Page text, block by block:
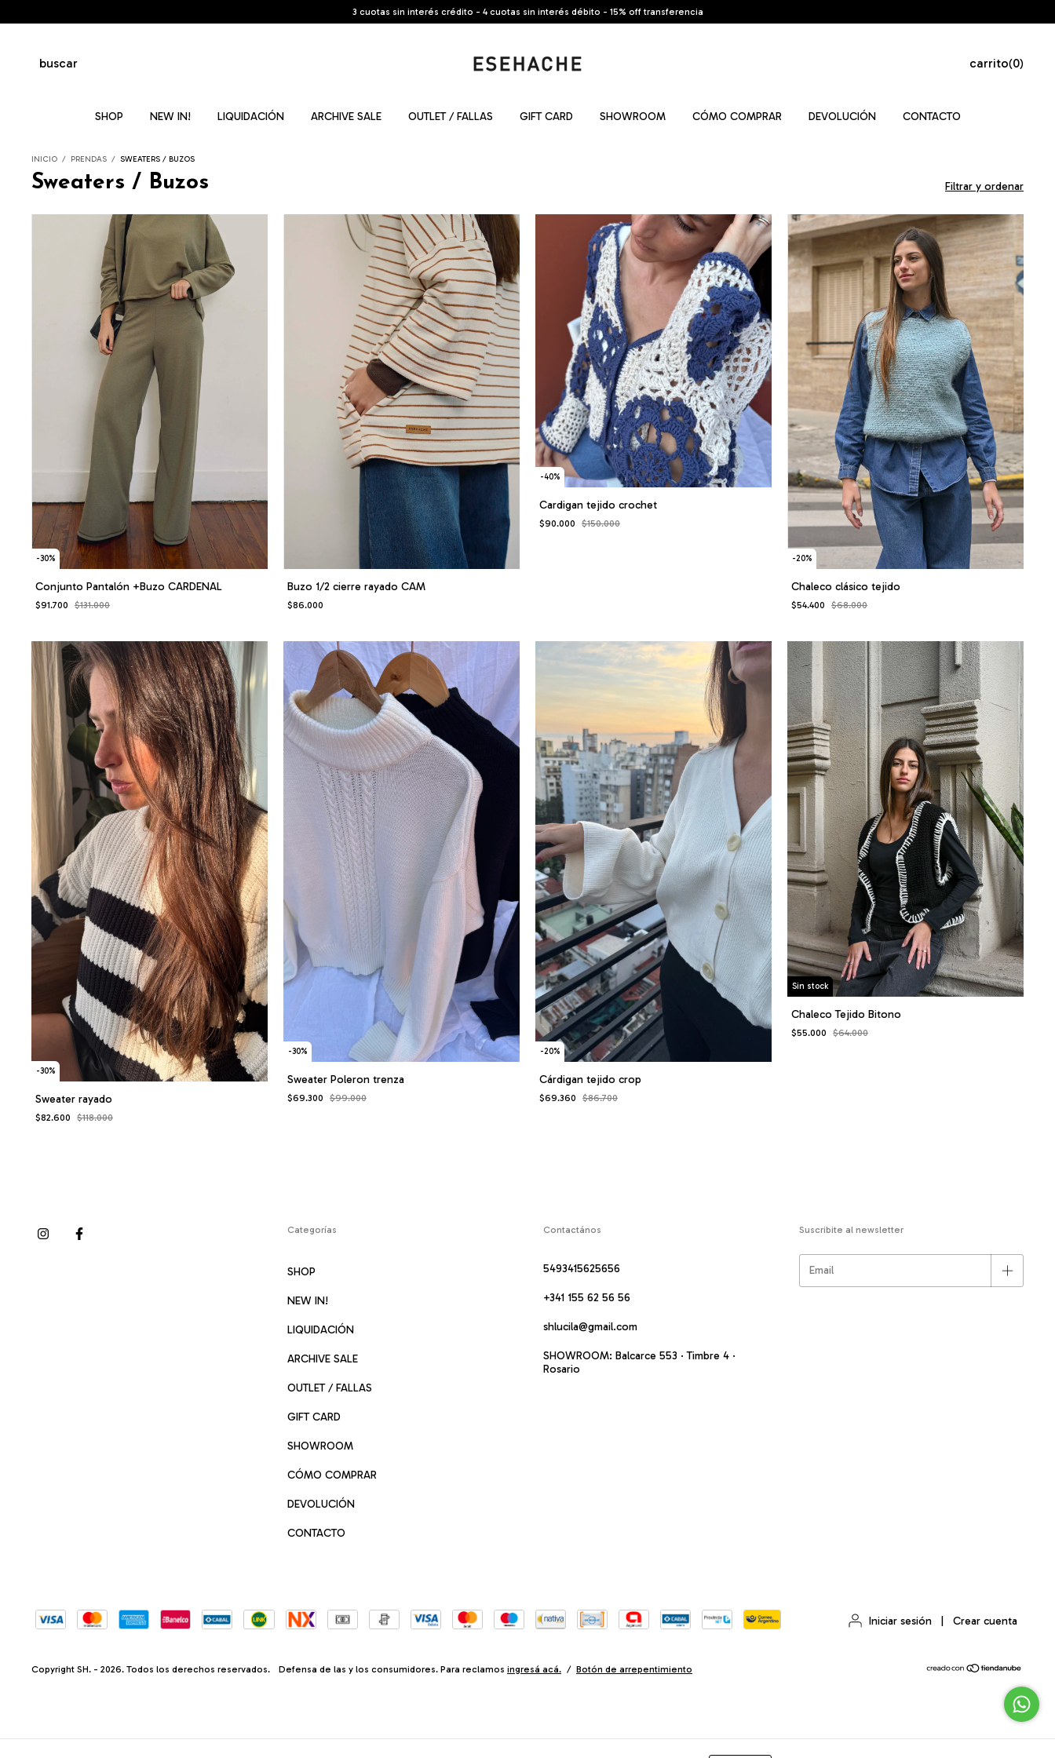
3 cuotas sin interés crédito - 4 cuotas sin interés débito - 15% off transferencia
buscar carrito(0)
SHOP NEW IN! LIQUIDACIÓN ARCHIVE SALE OUTLET / FALLAS GIFT CARD SHOWROOM CÓMO COMPRAR DEVOLUCIÓN CONTACTO
INICIO / PRENDAS / SWEATERS / BUZOS
Sweaters / Buzos Filtrar y ordenar
-30%
Conjunto Pantalón +Buzo CARDENAL
$91.700 $131.000
Buzo 1/2 cierre rayado CAM
$86.000
-40%
Cardigan tejido crochet
$90.000 $150.000
-20%
Chaleco clásico tejido
$54.400 $68.000
-30%
Sweater rayado
$82.600 $118.000
-30%
Sweater Poleron trenza
$69.300 $99.000
-20%
Cárdigan tejido crop
$69.360 $86.700
Sin stock
Chaleco Tejido Bitono
$55.000 $64.000
Categorías
SHOP
NEW IN!
LIQUIDACIÓN
ARCHIVE SALE
OUTLET / FALLAS
GIFT CARD
SHOWROOM
CÓMO COMPRAR
DEVOLUCIÓN
CONTACTO
Contactános
5493415625656
+341 155 62 56 56
shlucila@gmail.com
SHOWROOM: Balcarce 553 · Timbre 4 ·
Rosario
Suscribite al newsletter
Iniciar sesión Crear cuenta
Copyright SH. - 2026. Todos los derechos reservados. Defensa de las y los consumidores. Para reclamos ingresá acá. / Botón de arrepentimiento